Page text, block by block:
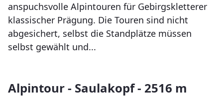
anspuchsvolle Alpintouren für Gebirgskletterer
klassischer Prägung. Die Touren sind nicht
abgesichert, selbst die Standplätze müssen
selbst gewählt und...
Alpintour - Saulakopf - 2516 m